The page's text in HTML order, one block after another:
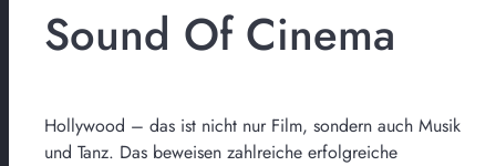
Sound Of Cinema
Hollywood – das ist nicht nur Film, sondern auch Musik
und Tanz. Das beweisen zahlreiche erfolgreiche